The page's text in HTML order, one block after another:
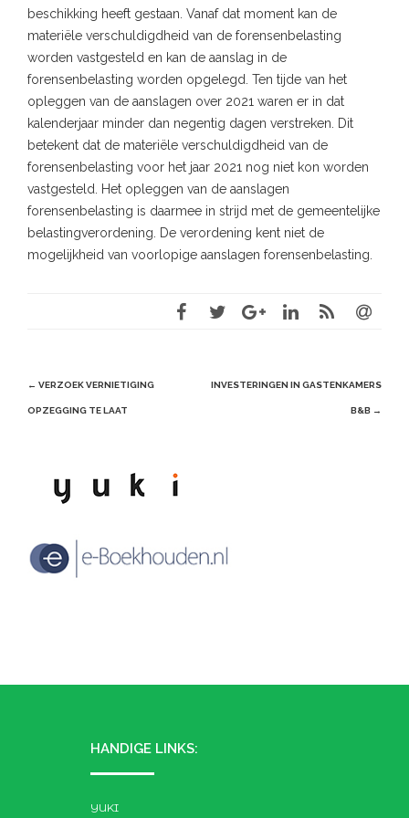
beschikking heeft gestaan. Vanaf dat moment kan de
materiële verschuldigdheid van de forensenbelasting
worden vastgesteld en kan de aanslag in de
forensenbelasting worden opgelegd. Ten tijde van het
opleggen van de aanslagen over 2021 waren er in dat
kalenderjaar minder dan negentig dagen verstreken. Dit
betekent dat de materiële verschuldigdheid van de
forensenbelasting voor het jaar 2021 nog niet kon worden
vastgesteld. Het opleggen van de aanslagen
forensenbelasting is daarmee in strijd met de gemeentelijke
belastingverordening. De verordening kent niet de
mogelijkheid van voorlopige aanslagen forensenbelasting.
Post
navigation
← VERZOEK VERNIETIGING
OPZEGGING TE LAAT
INVESTERINGEN IN GASTENKAMERS
B&B →
HANDIGE LINKS:
YUKI